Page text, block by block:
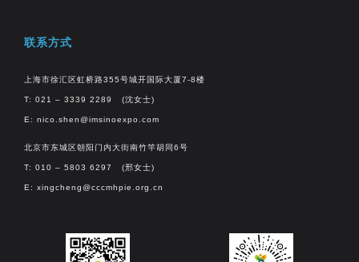
联系方式
上海市徐汇区虹桥路355号城开国际大厦7-8楼
T: 021 – 3339 2289 (沈女士)
E: nico.shen@imsinoexpo.com
北京市东城区朝阳门内大街南竹竿胡同6号
T: 010 – 5803 6297 (邢女士)
E: xingcheng@cccmhpie.org.cn